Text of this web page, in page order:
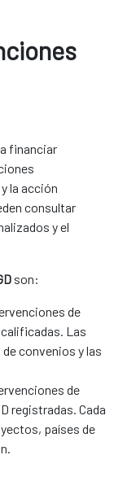
financiar
la acción
consultar
y el
son:​​​​​​
de
Las
convenios y las
de
registradas. Cada
países de